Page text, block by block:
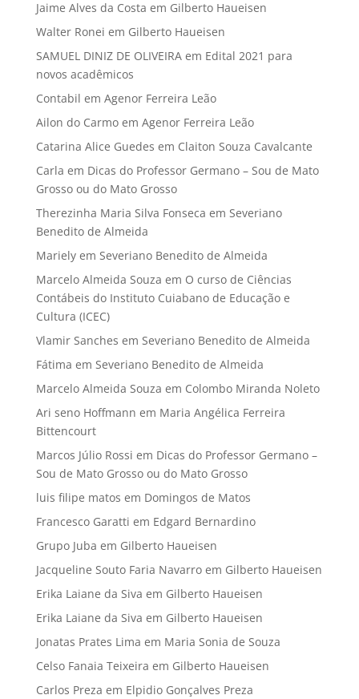
Jaime Alves da Costa em Gilberto Haueisen
Walter Ronei em Gilberto Haueisen
SAMUEL DINIZ DE OLIVEIRAem Edital 2021 para
novos acadêmicos
Contabil em Agenor Ferreira Leão
Ailon do Carmoem Agenor Ferreira Leão
Catarina Alice Guedes em Claiton Souza Cavalcante
Carla em Dicas do Professor Germano – Sou de Mato
Grosso ou do Mato Grosso
Therezinha Maria Silva Fonseca em Severiano
Benedito de Almeida
Marielyem Severiano Benedito de Almeida
Marcelo Almeida Souza em O curso de Ciências
Contábeis do Instituto Cuiabano de Educação e
Cultura (ICEC)
Vlamir Sanches em Severiano Benedito de Almeida
Fátima em Severiano Benedito de Almeida
Marcelo Almeida Souza em Colombo Miranda Noleto
Ari seno Hoffmann em Maria Angélica Ferreira
Bittencourt
Marcos Júlio Rossi em Dicas do Professor Germano –
Sou de Mato Grosso ou do Mato Grosso
luis filipe matos em Domingos de Matos
Francesco Garatti em Edgard Bernardino
Grupo Juba em Gilberto Haueisen
Jacqueline Souto Faria Navarroem Gilberto Haueisen
Erika Laiane da Siva em Gilberto Haueisen
Erika Laiane da Siva em Gilberto Haueisen
Jonatas Prates Lima em Maria Sonia de Souza
Celso Fanaia Teixeira em Gilberto Haueisen
Carlos Preza em Elpidio Gonçalves Preza